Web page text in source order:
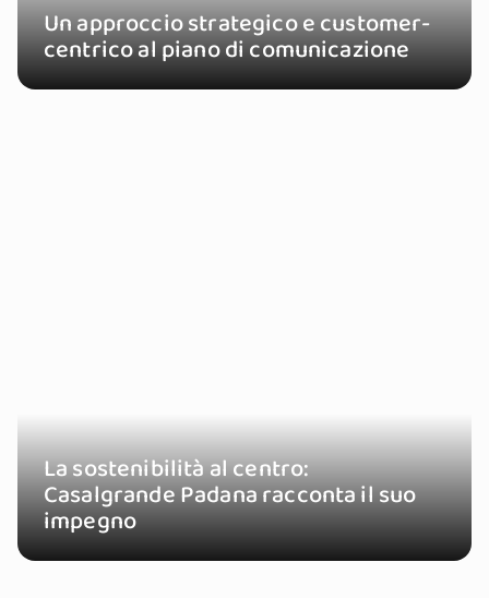
Un approccio strategico e customer-
centrico al piano di comunicazione
La sostenibilità al centro:
Casalgrande Padana racconta il suo
impegno